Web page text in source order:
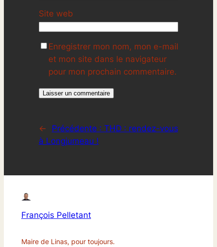
Site web
Enregistrer mon nom, mon e-mail
et mon site dans le navigateur
pour mon prochain commentaire.
← Précédente : THD : rendez-vous
à Longjumeau !
François Pelletant
Maire de Linas, pour toujours.